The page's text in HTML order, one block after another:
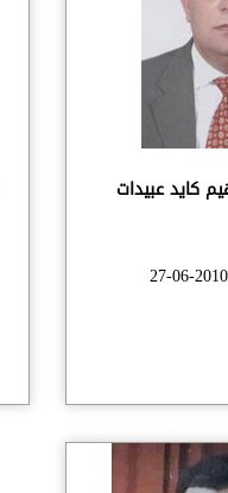
كايد عبيدات